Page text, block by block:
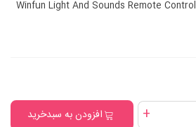
قطار کنترلی موزیکال وین فان Winfun Light And Sounds Remote Control
+ افزودن به سبدخرید